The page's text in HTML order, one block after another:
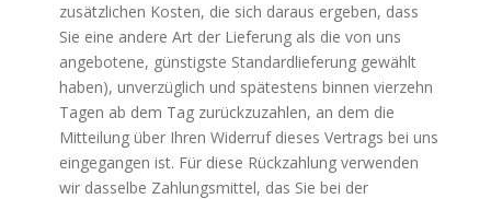
zusätzlichen Kosten, die sich daraus ergeben, dass
Sie eine andere Art der Lieferung als die von uns
angebotene, günstigste Standardlieferung gewählt
haben), unverzüglich und spätestens binnen vierzehn
Tagen ab dem Tag zurückzuzahlen, an dem die
Mitteilung über Ihren Widerruf dieses Vertrags bei uns
eingegangen ist. Für diese Rückzahlung verwenden
wir dasselbe Zahlungsmittel, das Sie bei der